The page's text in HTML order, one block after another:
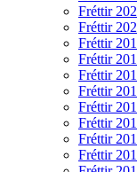
Fréttir
Fréttir
Fréttir
Fréttir
Fréttir
Fréttir
Fréttir
Fréttir
Fréttir
Fréttir